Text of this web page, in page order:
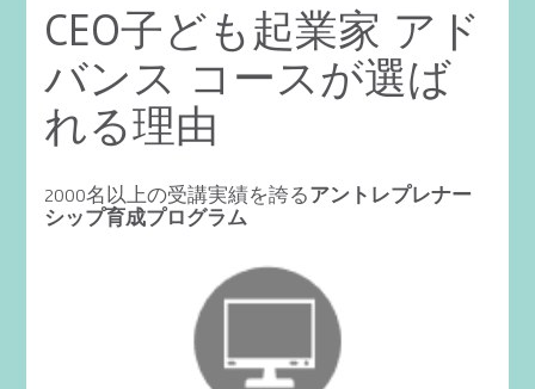
CEO子ども起業家 アド
バンス コースが選ば
れる理由
2000名以上の受講実績を誇るアントレプレナー
シップ育成プログラム